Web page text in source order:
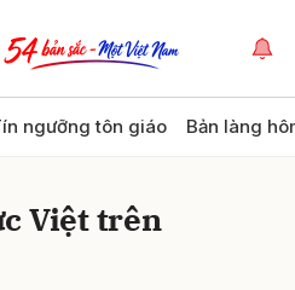
ngưỡng tôn giáo Bản làng
Việt trên